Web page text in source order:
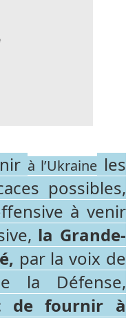
à l’Ukraine les
possibles,
à venir
la Grande-
par la voix de
la Défense,
de fournir à